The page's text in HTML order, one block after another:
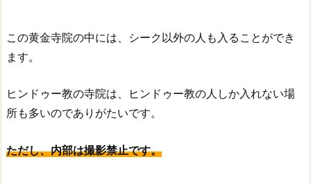
この黄金寺院の中には、シーク以外の人も入ることができ
ます。
ヒンドゥー教の寺院は、ヒンドゥー教の人しか入れない場
所も多いのでありがたいです。
ただし、内部は撮影禁止です。